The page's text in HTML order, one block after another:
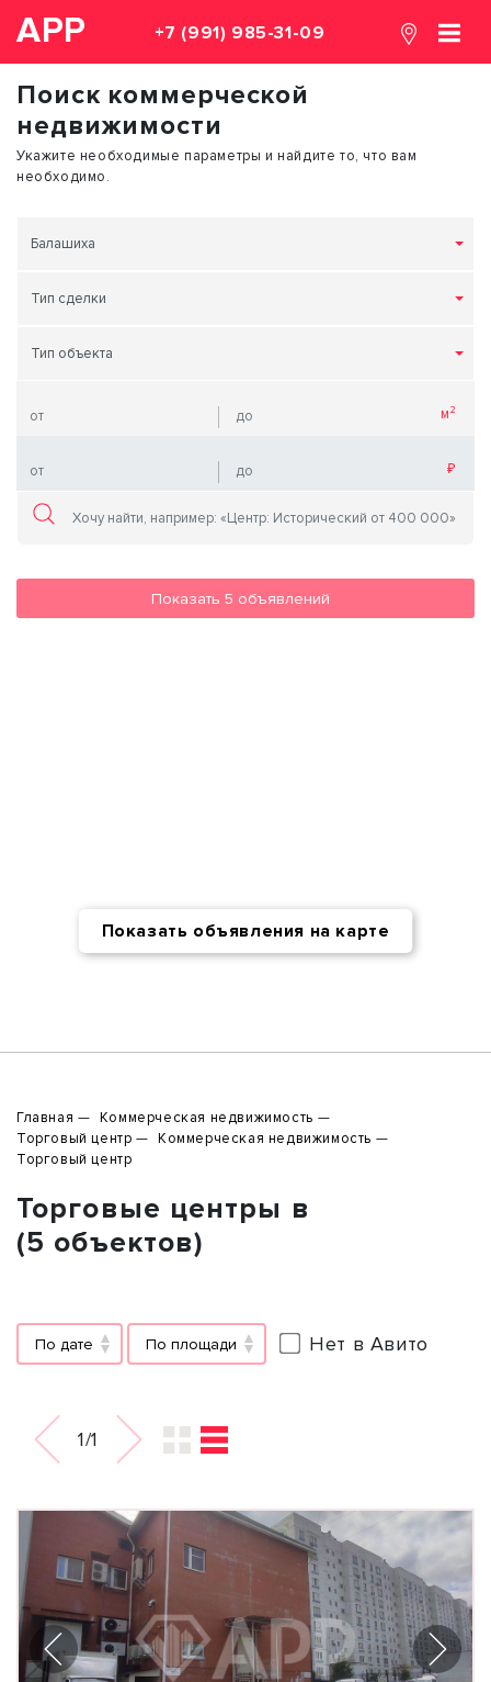
АРР +7 (991) 985-31-09
Поиск коммерческой
недвижимости
Укажите необходимые параметры и найдите то, что вам
необходимо.
Балашиха
Тип сделки
Тип объекта
Показать 5 объявлений
Показать объявления на карте
Главная
Коммерческая недвижимость
Торговый центр
Коммерческая недвижимость
Торговый центр
Торговые центры в
(5 объектов)
По дате По площади Нет в Авито
1/1